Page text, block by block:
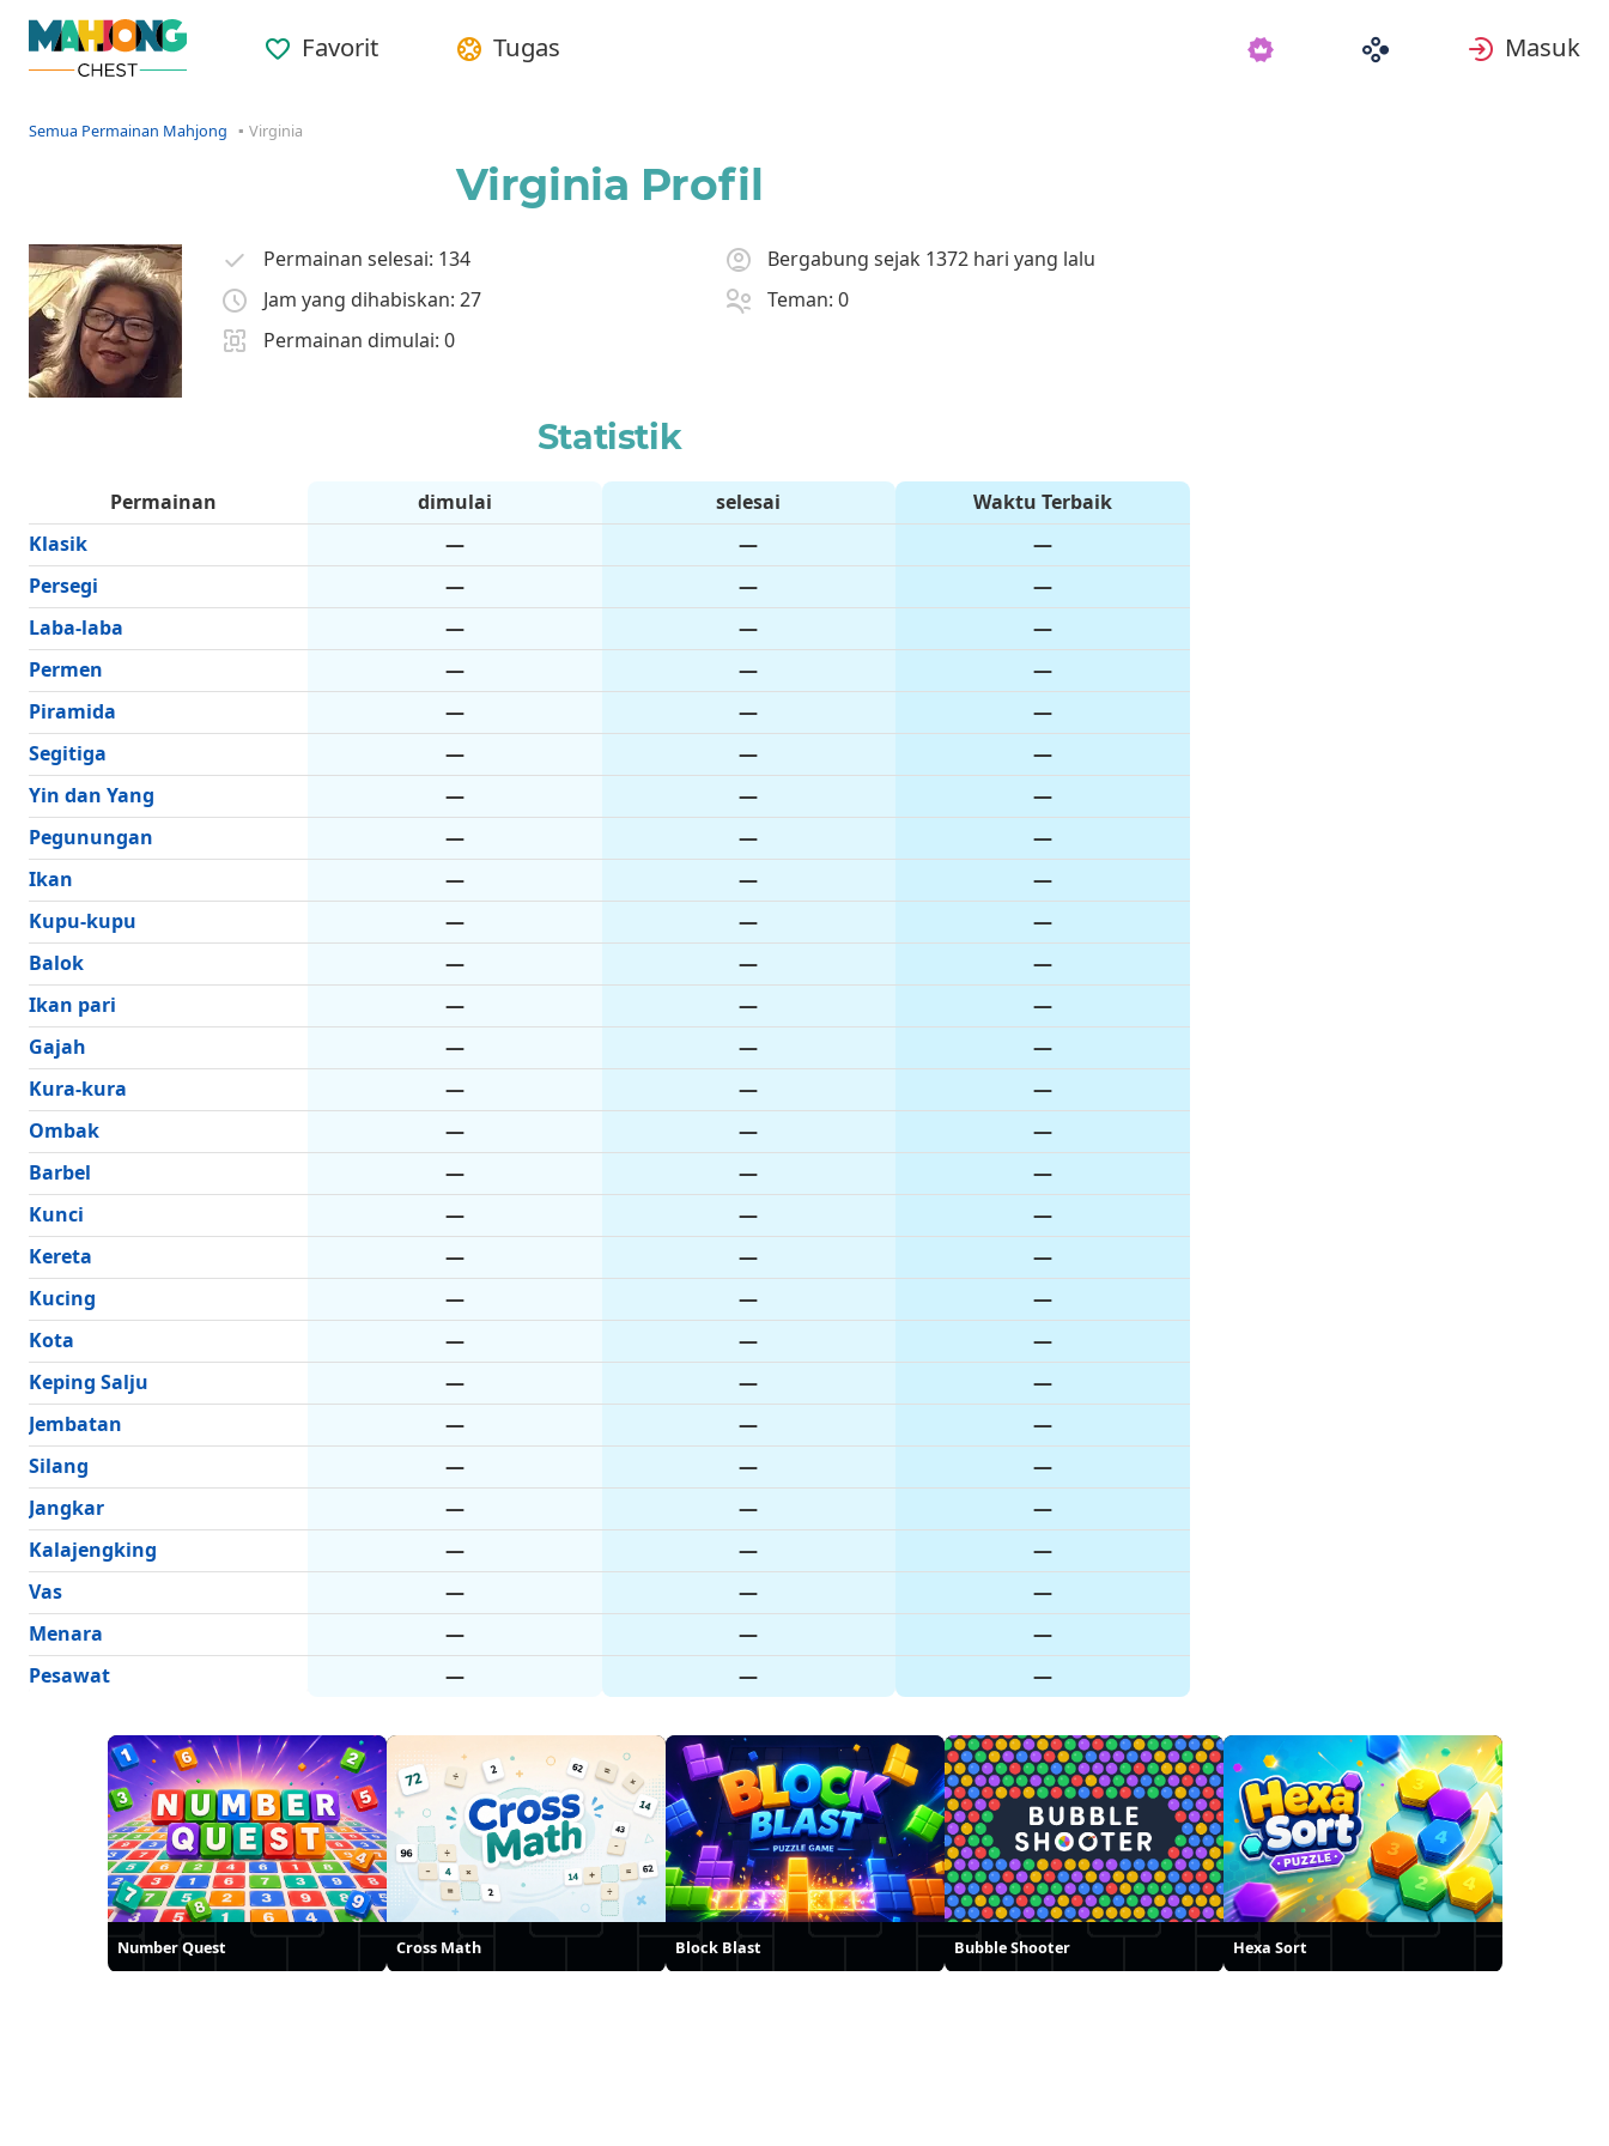
Favorit Tugas Masuk
Semua Permainan Mahjong Virginia
Virginia Profil
Bergabung sejak 1372 hari yang lalu
Teman: 0
Permainan selesai: 134
Jam yang dihabiskan: 27
Permainan dimulai: 0
Statistik
Permainan dimulai selesai
Waktu Terbaik
Klasik
— —
—
Persegi
— —
—
Laba-laba
— —
—
Permen
— —
—
Piramida
— —
—
Segitiga
— —
—
Yin dan Yang
— —
—
Pegunungan
— —
—
Ikan
— —
—
Kupu-kupu
— —
—
Balok
— —
—
Ikan pari
— —
—
Gajah
— —
—
Kura-kura
— —
—
Ombak
— —
—
Barbel
— —
—
Kunci
— —
—
Kereta
— —
—
Kucing
— —
—
Kota
— —
—
Keping Salju
— —
—
Jembatan
— —
—
Silang
— —
—
Jangkar
— —
—
Kalajengking
— —
—
Vas
— —
—
Menara
— —
—
Pesawat
— — —
Number Quest Cross Math Block Blast Bubble Shooter Hexa Sort